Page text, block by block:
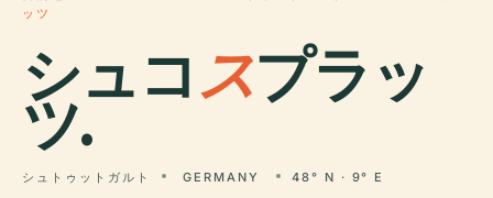
ッツ
シュコスプラッ
ツ.
シュトゥットガルト GERMANY 48° N · 9° E